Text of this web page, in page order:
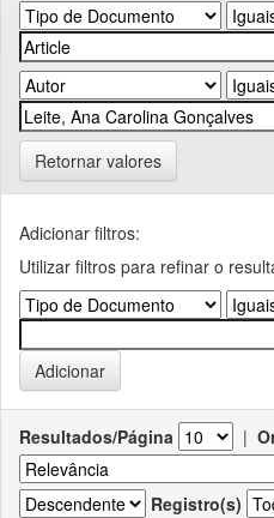
Retornar valores
Adicionar filtros:
Utilizar filtros para refinar o
Resultados/Página |
Registro(s)